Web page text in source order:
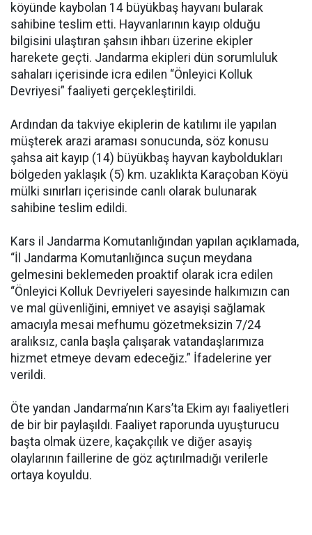
köyünde kaybolan 14 büyükbaş hayvanı bularak
sahibine teslim etti. Hayvanlarının kayıp olduğu
bilgisini ulaştıran şahsın ihbarı üzerine ekipler
harekete geçti. Jandarma ekipleri dün sorumluluk
sahaları içerisinde icra edilen “Önleyici Kolluk
Devriyesi” faaliyeti gerçekleştirildi.
Ardından da takviye ekiplerin de katılımı ile yapılan
müşterek arazi araması sonucunda, söz konusu
şahsa ait kayıp (14) büyükbaş hayvan kayboldukları
bölgeden yaklaşık (5) km. uzaklıkta Karaçoban Köyü
mülki sınırları içerisinde canlı olarak bulunarak
sahibine teslim edildi.
Kars il Jandarma Komutanlığından yapılan açıklamada,
“İl Jandarma Komutanlığınca suçun meydana
gelmesini beklemeden proaktif olarak icra edilen
“Önleyici Kolluk Devriyeleri sayesinde halkımızın can
ve mal güvenliğini, emniyet ve asayişi sağlamak
amacıyla mesai mefhumu gözetmeksizin 7/24
aralıksız, canla başla çalışarak vatandaşlarımıza
hizmet etmeye devam edeceğiz.” İfadelerine yer
verildi.
Öte yandan Jandarma’nın Kars’ta Ekim ayı faaliyetleri
de bir bir paylaşıldı. Faaliyet raporunda uyuşturucu
başta olmak üzere, kaçakçılık ve diğer asayiş
olaylarının faillerine de göz açtırılmadığı verilerle
ortaya koyuldu.